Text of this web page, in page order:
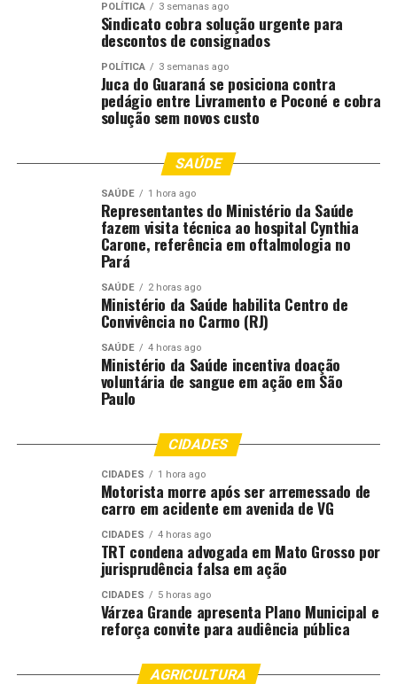
Com a ampliação dos trilhos e a integração ao corredor
paulista, o estado se prepara para uma mudança
estrutural no transporte de cargas, reduzindo a
dependência das rodovias, hoje sobrecarregadas, e
tornando a exportação mais rápida, eficiente e
competitiva. Para especialistas, trata-se de um marco
modernização da infraestrutura nacional.
Governo MT – MT
Comentários
RELATED TOPICS: ANDAMENTO DESTAQUE
MATO-GROSSO
PAÍS TÊM
PM prende dupla de faccionados por tráfico e apreende
DON'T MISS
Projeto Doutores Palhaços integra Mostra de
Experiências em Humanização no RJ
POLÍTICA 3 semanas ago
Sindicato cobra solução urgente para
descontos de consignados
POLÍTICA 3 semanas ago
Juca do Guaraná se posiciona contra
pedágio entre Livramento e Poconé e cobra
solução sem novos custo
SAÚDE
SAÚDE 1 hora ago
Representantes do Ministério da Saúde
fazem visita técnica ao hospital Cynthia
Carone, referência em oftalmologia no
Pará
SAÚDE 2 horas ago
Ministério da Saúde habilita Centro de
Convivência no Carmo (RJ)
SAÚDE 4 horas ago
Ministério da Saúde incentiva doação
voluntária de sangue em ação em São
Paulo
CIDADES
CIDADES 1 hora ago
Motorista morre após ser arremessado de
carro em acidente em avenida de VG
CIDADES 4 horas ago
TRT condena advogada em Mato Grosso por
jurisprudência falsa em ação
CIDADES 5 horas ago
Várzea Grande apresenta Plano Municipal e
reforça convite para audiência pública
AGRICULTURA